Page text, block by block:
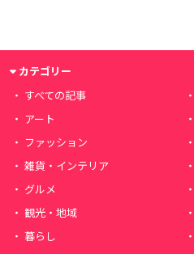
カテゴリー
すべての記事
アート
ファッション
雑貨・インテリア
グルメ
観光・地域
暮らし